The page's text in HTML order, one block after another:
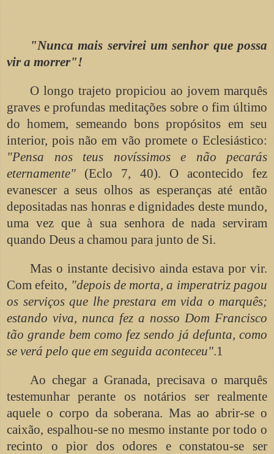
"Nunca mais servirei um senhor que possa
vir a morrer"!
O longo trajeto propiciou ao jovem marquês
graves e profundas meditações sobre o fim último
do homem, semeando bons propósitos em seu
interior, pois não em vão promete o Eclesiástico:
"Pensa nos teus novíssimos e não pecarás
eternamente" (Eclo 7, 40). O acontecido fez
evanescer a seus olhos as esperanças até então
depositadas nas honras e dignidades deste mundo,
uma vez que à sua senhora de nada serviram
quando Deus a chamou para junto de Si.
Mas o instante decisivo ainda estava por vir.
Com efeito, "depois de morta, a imperatriz pagou
os serviços que lhe prestara em vida o marquês;
estando viva, nunca fez a nosso Dom Francisco
tão grande bem como fez sendo já defunta, como
se verá pelo que em seguida aconteceu".1
Ao chegar a Granada, precisava o marquês
testemunhar perante os notários ser realmente
aquele o corpo da soberana. Mas ao abrir-se o
caixão, espalhou-se no mesmo instante por todo o
recinto o pior dos odores e constatou-se ser